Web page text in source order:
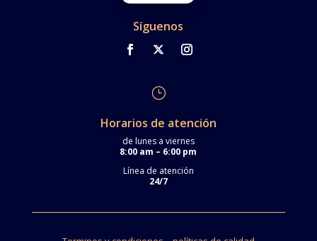
Síguenos
}
Horarios de atención
de lunes a viernes
8:00 am – 6:00 pm
Línea de atención
24/7